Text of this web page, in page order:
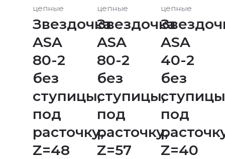
цепные
Звездочка
ASA
80-2
без
ступицы,
под
расточку,
Z=48
цепные
Звездочка
ASA
80-2
без
ступицы,
под
расточку,
Z=57
цепные
ASA
40-2
без
под
Z=40